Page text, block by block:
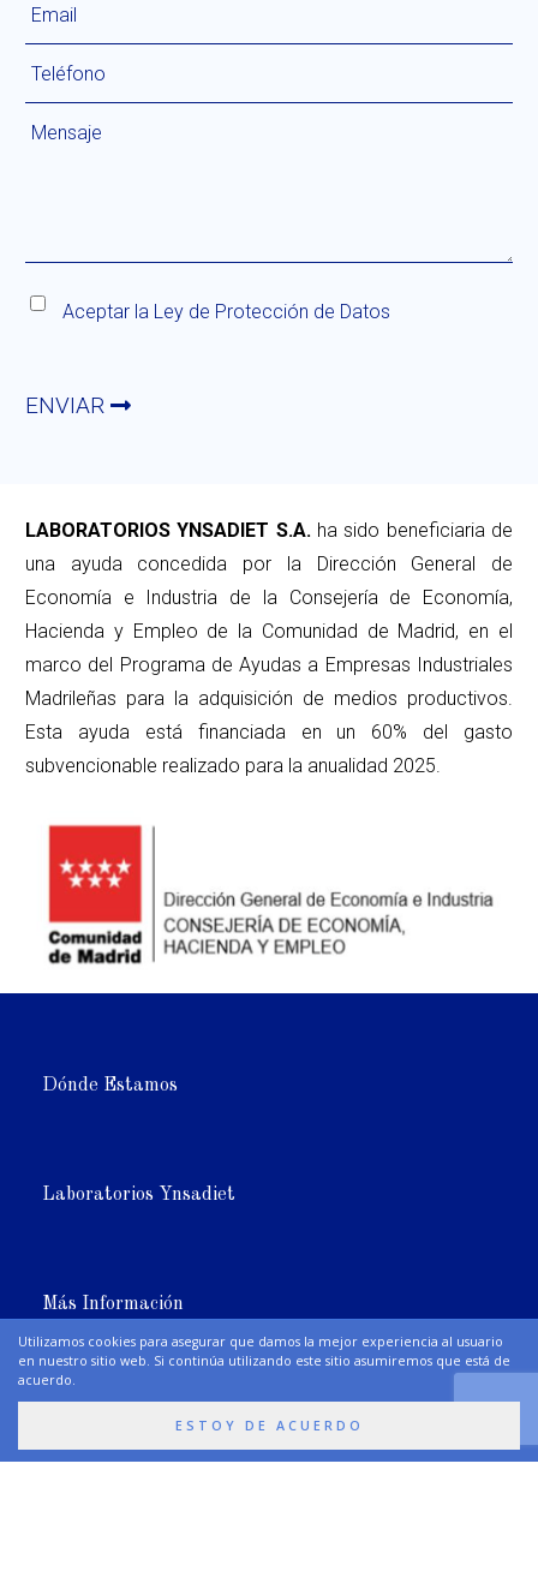
Utilizamos cookies para asegurar que damos la mejor experiencia al usuario
en nuestro sitio web. Si continúa utilizando este sitio asumiremos que está de
acuerdo.
ESTOY DE ACUERDO
Aceptar la Ley de Protección de Datos
ENVIAR
LABORATORIOS YNSADIET S.A.ha sido beneficiaria de
una ayuda concedida por la Dirección General de
Economía e Industria de la Consejería de Economía,
Hacienda y Empleo de la Comunidad de Madrid, en el
marco del Programa de Ayudas a Empresas Industriales
Madrileñas para la adquisición de medios productivos.
Esta ayuda está financiada en un 60% del gasto
subvencionable realizado para la anualidad 2025.
Dónde Estamos
Laboratorios Ynsadiet
Más Información